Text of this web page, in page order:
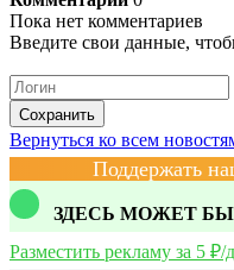
Пока нет комментариев
Введите свои данные,
Сохранить
Вернуться ко всем
Поддержать
ЗДЕСЬ МОЖЕТ
Разместить рекламу за 5 ₽/